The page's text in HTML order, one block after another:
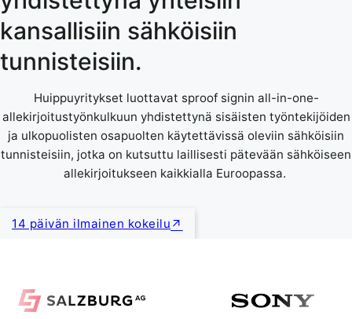
kansallisiin sähköisiin
tunnisteisiin.
Huippuyritykset luottavat sproof signin all-in-one-
allekirjoitustyönkulkuun yhdistettynä sisäisten työntekijöiden
ja ulkopuolisten osapuolten käytettävissä oleviin sähköisiin
tunnisteisiin, jotka on kutsuttu laillisesti pätevään sähköiseen
allekirjoitukseen kaikkialla Euroopassa.
14 päivän ilmainen kokeilu